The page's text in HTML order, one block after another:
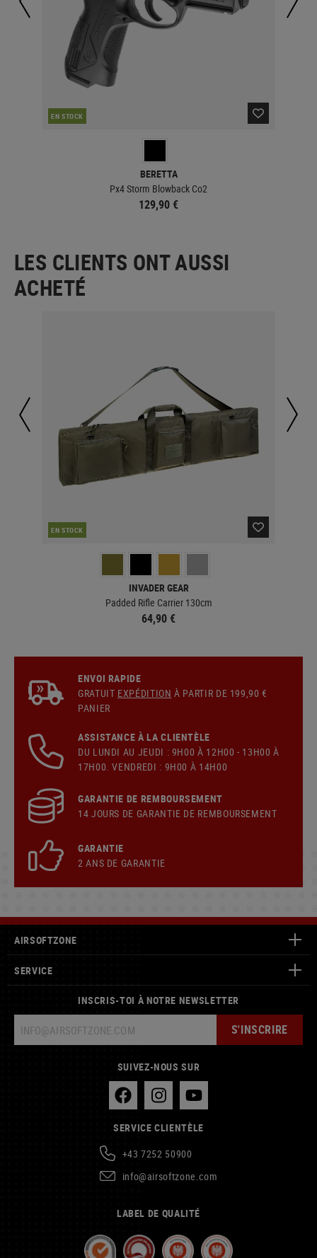
EN STOCK
BERETTA
Px4 Storm Blowback Co2
129,90 €
LES CLIENTS ONT AUSSI
ACHETÉ
EN STOCK
INVADER GEAR
Padded Rifle Carrier 130cm
64,90 €
ENVOI RAPIDE
GRATUIT EXPÉDITION À PARTIR DE 199,90 €
PANIER
ASSISTANCE À LA CLIENTÈLE
DU LUNDI AU JEUDI : 9H00 À 12H00 - 13H00 À
17H00. VENDREDI : 9H00 À 14H00
GARANTIE DE REMBOURSEMENT
14 JOURS DE GARANTIE DE REMBOURSEMENT
GARANTIE
2 ANS DE GARANTIE
AIRSOFTZONE
SERVICE
INSCRIS-TOI À NOTRE NEWSLETTER
S'INSCRIRE
SUIVEZ-NOUS SUR
SERVICE CLIENTÈLE
+43 7252 50900
info@airsoftzone.com
LABEL DE QUALITÉ